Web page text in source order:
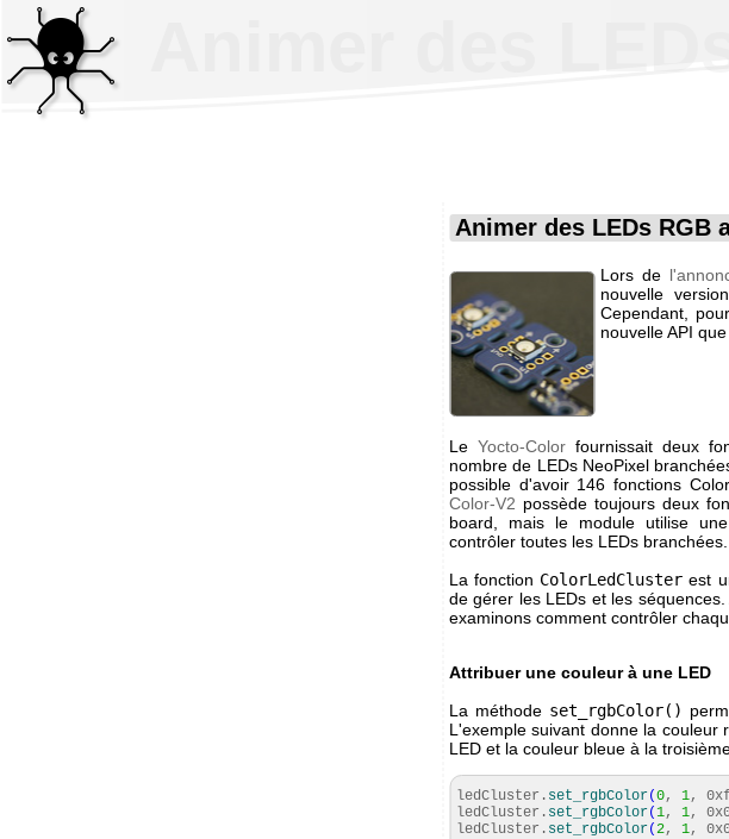
Animer des
Animer des LEDs RGB
Lors de
nouvelle
Cependant,
nouvelle API
Le Yocto-Colorfournissait deux
nombre de LEDs NeoPixel
possible d'avoir 146 fonctions
Color-V2 possède toujours deux
board, mais le module utilise
contrôler toutes les LEDs branchées.
La fonction ColorLedCluster est
de gérer les LEDs et les
examinons comment contrôler
Attribuer une couleur à une LED
La méthode set_rgbColor()
L'exemple suivant donne la
LED et la couleur bleue à la
ledCluster. set_rgbColor(0, 1,
ledCluster. set_rgbColor(1, 1,
ledCluster. set_rgbColor(2, 1,